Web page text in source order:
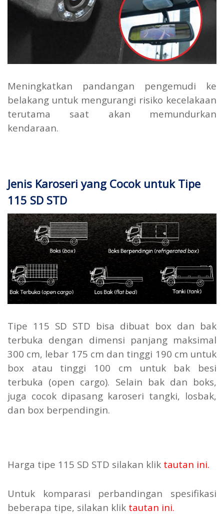
Meningkatkan pandangan pengemudi ke
belakang untuk mengurangi risiko kecelakaan
terutama saat akan memundurkan
kendaraan.
Jenis Karoseri yang Cocok untuk Tipe
115 SD STD
Tipe 115 SD STD bisa dibuat box dan bak
terbuka dengan dimensi panjang maksimal
300 cm, lebar 175 cm dan tinggi 190 cm untuk
box atau tinggi 100 cm untuk bak besi
terbuka (open cargo). Selain bak dan boks,
juga cocok dipasang karoseri tangki, losbak,
dan box berpendingin.
Harga tipe 115 SD STD silakan klik tautan ini.
Untuk komparasi perbandingan spesifikasi
beberapa tipe, silakan klik tautan ini.